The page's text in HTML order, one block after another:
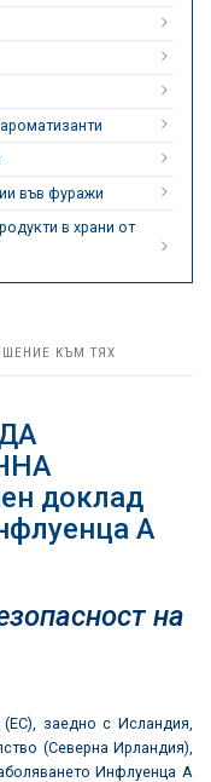
във фуражи
в храни от
КЪМ ТЯХ
доклад
А
на
заедно с Исландия,
(Северна Ирландия),
Инфлуенца А